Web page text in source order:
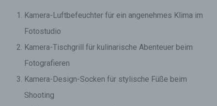
Kamera-Luftbefeuchter für ein angenehmes Klima im
Fotostudio
Kamera-Tischgrill für kulinarische Abenteuer beim
Fotografieren
Kamera-Design-Socken für stylische Füße beim
Shooting